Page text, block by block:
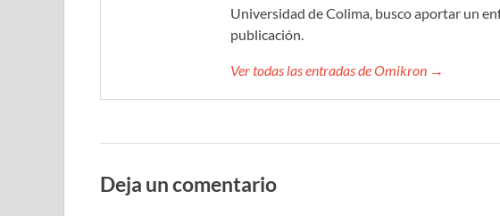
Universidad de Colima, busco aportar un
publicación.
Ver todas las entradas de Omikron →
Deja un comentario